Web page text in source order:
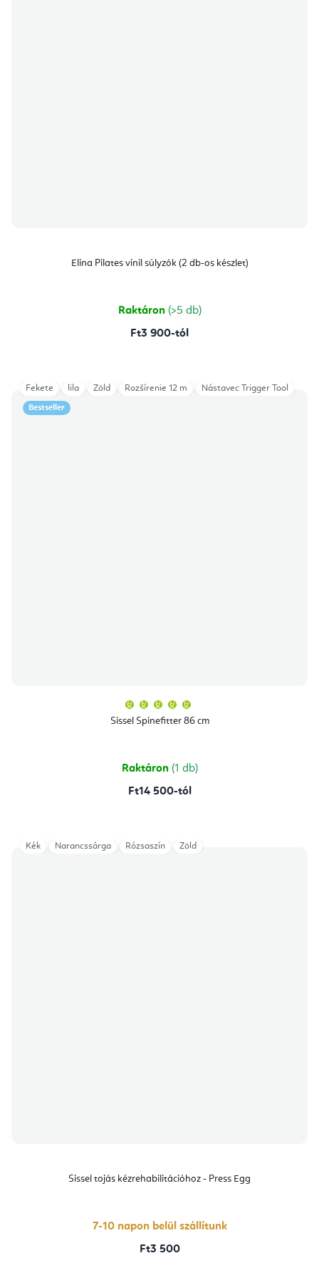
Elina Pilates vinil súlyzók (2 db-os készlet)
Raktáron (>5 db)
Ft3 900-tól
Bestseller
Sissel Spinefitter 86 cmátlagos
értékelése
csillag.
Raktáron (1 db)
Ft14 500-tól
Fekete lila Zöld Rozšírenie 12 m Nástavec Trigger Tool
Sissel tojás kézrehabilitációhoz - Press Egg
7-10 napon belül szállítunk
Ft3 500
Kék Narancssárga Rózsaszín Zöld